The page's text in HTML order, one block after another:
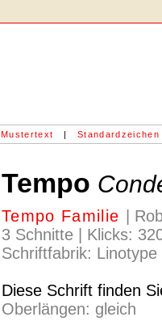
Mustertext | Standardzeichen
Tempo
Tempo Familie
|
3 Schnitte | Klicks:
Schriftfabrik: Linotype
Diese Schrift finden
Oberlängen: gleich